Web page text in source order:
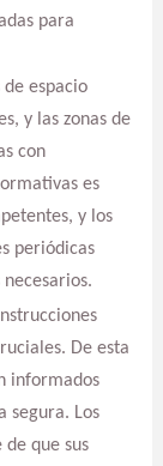
para
espacio
y las zonas de
con
es
y los
periódicas
De esta
informados
segura. Los
que sus